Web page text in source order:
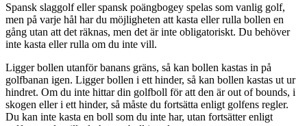
Spansk slaggolf eller spansk poängbogey spelas som vanlig golf,
men på varje hål har du möjligheten att kasta eller rulla bollen en
gång utan att det räknas, men det är inte obligatoriskt. Du behöver
inte kasta eller rulla om du inte vill.
Ligger bollen utanför banans gräns, så kan bollen kastas in på
golfbanan igen. Ligger bollen i ett hinder, så kan bollen kastas ut ur
hindret. Om du inte hittar din golfboll för att den är out of bounds, i
skogen eller i ett hinder, så måste du fortsätta enligt golfens regler.
Du kan inte kasta en boll som du inte har, utan fortsätter enligt